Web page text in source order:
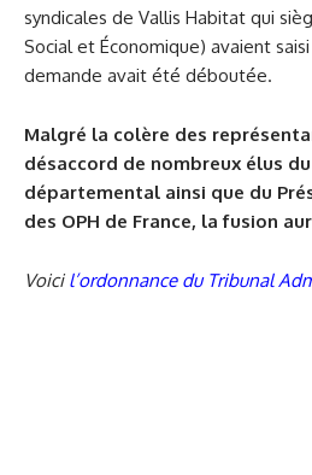
syndicales de Vallis Habitat qui
Social et Économique) avaient
demande avait été déboutée.
Malgré la colère des
désaccord de nombreux élus
départemental ainsi que du
des OPH de France, la fusion
Voici l’ordonnance du Tribunal